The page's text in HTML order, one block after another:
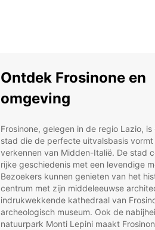
Ontdek Frosinone en
omgeving
Frosinone, gelegen in de regio Lazio,
stad die de perfecte uitvalsbasis
verkennen van Midden-Italië. De stad
rijke geschiedenis met een levendige
Bezoekers kunnen genieten van het
centrum met zijn middeleeuwse
indrukwekkende kathedraal van
archeologisch museum. Ook de
natuurpark Monti Lepini maakt